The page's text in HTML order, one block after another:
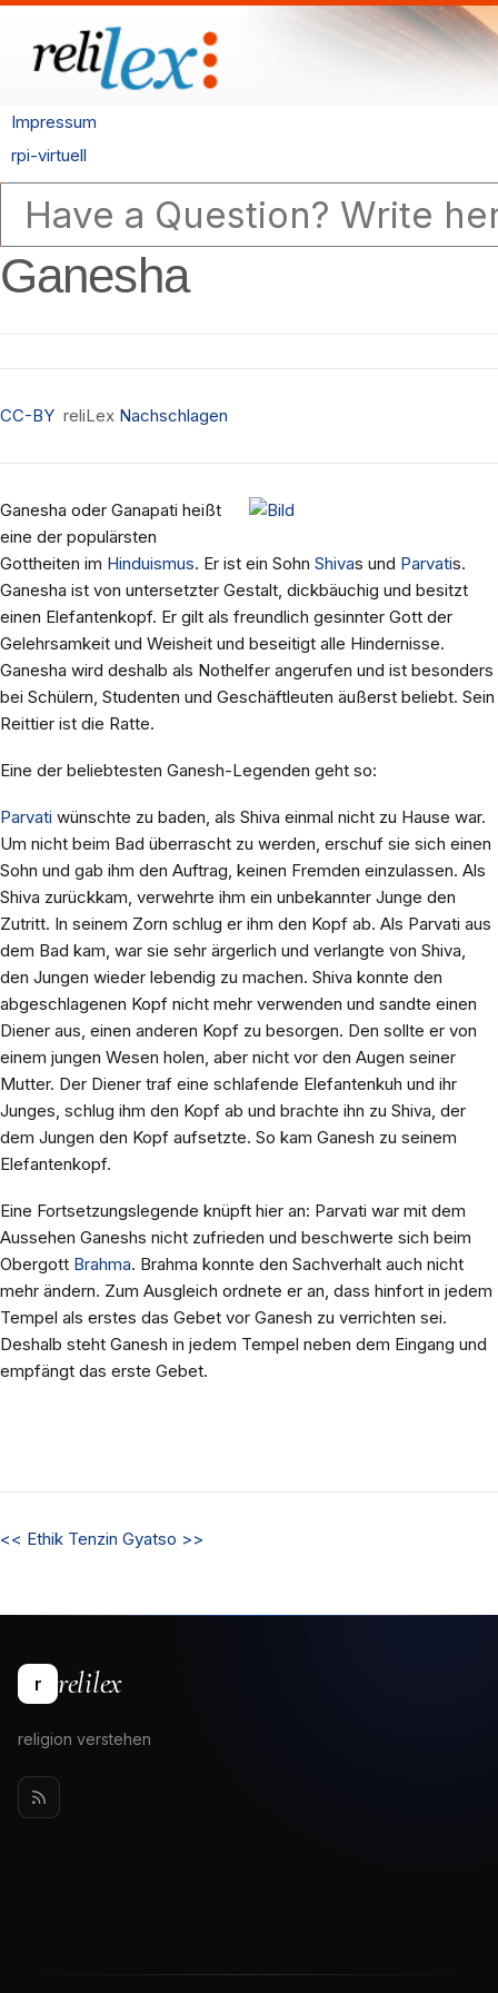
Impressum
rpi-virtuell
Ganesha
CC-BY reliLex Nachschlagen
Ganesha oder Ganapati heißt
eine der populärsten
Gottheiten im Hinduismus. Er ist ein Sohn Shivas und Parvatis.
Ganesha ist von untersetzter Gestalt, dickbäuchig und besitzt
einen Elefantenkopf. Er gilt als freundlich gesinnter Gott der
Gelehrsamkeit und Weisheit und beseitigt alle Hindernisse.
Ganesha wird deshalb als Nothelfer angerufen und ist besonders
bei Schülern, Studenten und Geschäftleuten äußerst beliebt. Sein
Reittier ist die Ratte.
Eine der beliebtesten Ganesh-Legenden geht so:
Parvati wünschte zu baden, als Shiva einmal nicht zu Hause war.
Um nicht beim Bad überrascht zu werden, erschuf sie sich einen
Sohn und gab ihm den Auftrag, keinen Fremden einzulassen. Als
Shiva zurückkam, verwehrte ihm ein unbekannter Junge den
Zutritt. In seinem Zorn schlug er ihm den Kopf ab. Als Parvati aus
dem Bad kam, war sie sehr ärgerlich und verlangte von Shiva,
den Jungen wieder lebendig zu machen. Shiva konnte den
abgeschlagenen Kopf nicht mehr verwenden und sandte einen
Diener aus, einen anderen Kopf zu besorgen. Den sollte er von
einem jungen Wesen holen, aber nicht vor den Augen seiner
Mutter. Der Diener traf eine schlafende Elefantenkuh und ihr
Junges, schlug ihm den Kopf ab und brachte ihn zu Shiva, der
dem Jungen den Kopf aufsetzte. So kam Ganesh zu seinem
Elefantenkopf.
Eine Fortsetzungslegende knüpft hier an: Parvati war mit dem
Aussehen Ganeshs nicht zufrieden und beschwerte sich beim
Obergott Brahma. Brahma konnte den Sachverhalt auch nicht
mehr ändern. Zum Ausgleich ordnete er an, dass hinfort in jedem
Tempel als erstes das Gebet vor Ganesh zu verrichten sei.
Deshalb steht Ganesh in jedem Tempel neben dem Eingang und
empfängt das erste Gebet.
<< Ethik Tenzin Gyatso >>
r relilex
religion verstehen